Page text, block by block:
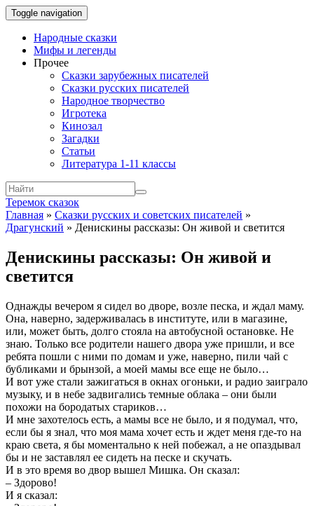
Toggle navigation
Народные сказки
Мифы и легенды
Прочее
Сказки зарубежных писателей
Сказки русских писателей
Народное творчество
Игротека
Кинозал
Загадки
Статьи
Литература 1-11 классы
Теремок сказок
Главная » Сказки русских и советских писателей »
Драгунский » Денискины рассказы: Он живой и светится
Денискины рассказы: Он живой и
светится
Однажды вечером я сидел во дворе, возле песка, и ждал маму.
Она, наверно, задерживалась в институте, или в магазине,
или, может быть, долго стояла на автобусной остановке. Не
знаю. Только все родители нашего двора уже пришли, и все
ребята пошли с ними по домам и уже, наверно, пили чай с
бубликами и брынзой, а моей мамы все еще не было…
И вот уже стали зажигаться в окнах огоньки, и радио заиграло
музыку, и в небе задвигались темные облака – они были
похожи на бородатых стариков…
И мне захотелось есть, а мамы все не было, и я подумал, что,
если бы я знал, что моя мама хочет есть и ждет меня где-то на
краю света, я бы моментально к ней побежал, а не опаздывал
бы и не заставлял ее сидеть на песке и скучать.
И в это время во двор вышел Мишка. Он сказал:
– Здорово!
И я сказал: